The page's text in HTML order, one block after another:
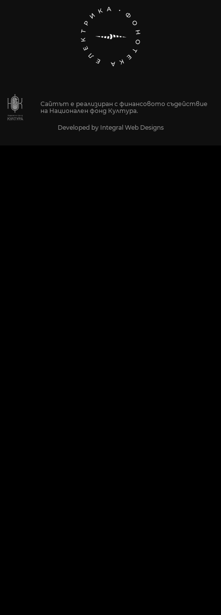
Сайтът е реализиран с финансовото съдействие
на Национален фонд Култура.
Developed by Integral Web Designs